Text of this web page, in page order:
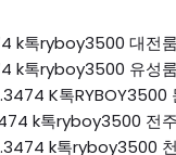
k톡ryboy3500 대전
k톡ryboy3500 유성
K톡
k톡ryboy3500 전
k톡ryboy3500